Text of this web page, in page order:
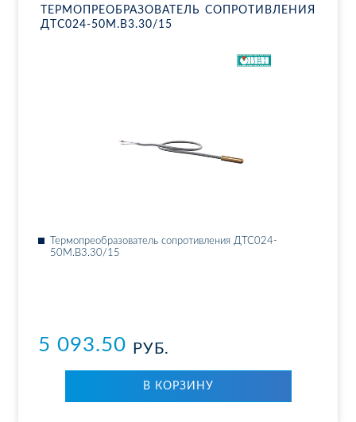
ТЕР­МО­ПРЕ­ОБ­РА­ЗО­ВА­ТЕЛЬ СО­ПРО­ТИВ­ЛЕ­НИЯ
ДТ­С024-50М.В3.30/15
Тер­мо­пре­об­ра­зо­ва­тель со­про­тив­ле­ния ДТ­С024-
50М.В3.30/15
5 093.50 РУБ.
В КОР­ЗИ­НУ